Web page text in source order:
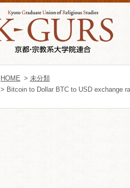
HOME > 未分類
> Bitcoin to Dollar BTC to USD exchange